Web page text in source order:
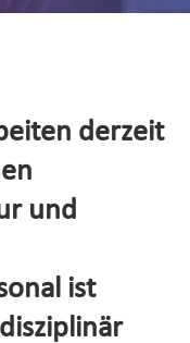
derzeit
und
ist